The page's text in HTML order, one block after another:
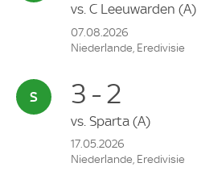
vs. C Leeuwarden (A)
07.08.2026
Niederlande, Eredivisie
3 - 2
vs. Sparta (A)
17.05.2026
Niederlande, Eredivisie